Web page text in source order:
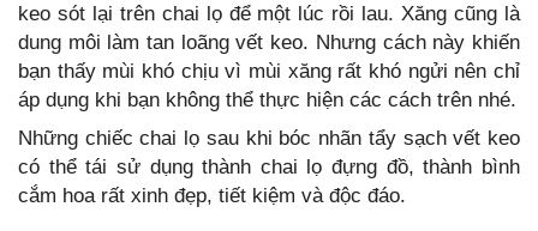
keo sót lại trên chai lọ để một lúc rồi lau. Xăng cũng là
dung môi làm tan loãng vết keo. Nhưng cách này khiến
bạn thấy mùi khó chịu vì mùi xăng rất khó ngửi nên chỉ
áp dụng khi bạn không thể thực hiện các cách trên nhé.
Những chiếc chai lọ sau khi bóc nhãn tẩy sạch vết keo
có thể tái sử dụng thành chai lọ đựng đồ, thành bình
cắm hoa rất xinh đẹp, tiết kiệm và độc đáo.